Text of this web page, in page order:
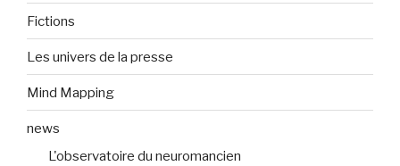
Fictions
Les univers de la presse
Mind Mapping
news
L'observatoire du neuromancien